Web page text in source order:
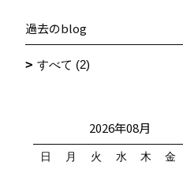
過去のblog
すべて (2)
2026年08月
日 月 火 水 木 金